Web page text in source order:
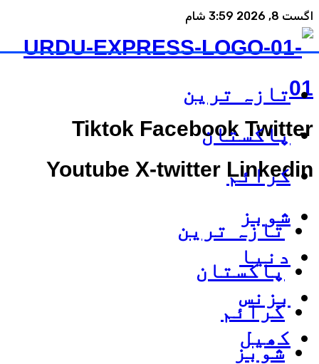
اگست 8, 2026 3:59 شام
Tiktok Facebook Twitter
Youtube X-twitter Linkedin
تازہ ترین
پاکستان
کرائم
شوبز
تازہ ترین
پاکستان
کرائم
شوبز
دنیا
بزنس
کھیل